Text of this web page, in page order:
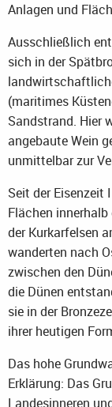
Anlagen und
Ausschließlich
sich in der
(maritimes
Sandstrand. Hier
angebaute Wein
unmittelbar zur
Seit der
Flächen
der Kurkarfelsen
wanderten nach
zwischen den
die Dünen
sie in der
ihrer heutigen
Das hohe
Erklärung: Das
Landesinneren